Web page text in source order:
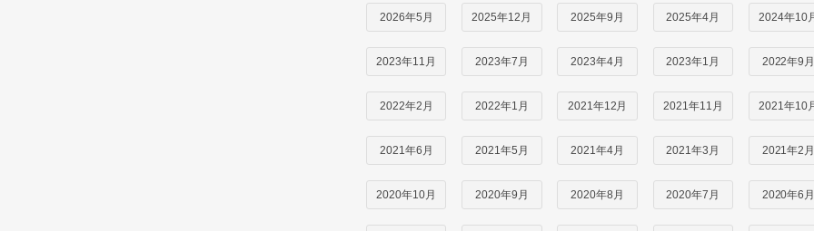
2026年5月 2025年12月 2025年9月 2025年4月 2024年10
2023年11月 2023年7月 2023年4月 2023年1月 2022年9
2022年2月 2022年1月 2021年12月 2021年11月 2021年10
2021年6月 2021年5月 2021年4月 2021年3月 2021年2
2020年10月 2020年9月 2020年8月 2020年7月 2020年6